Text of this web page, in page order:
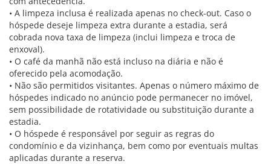
• A limpeza inclusa é realizada apenas no check-out. Caso o
hóspede deseje limpeza extra durante a estadia, será
cobrada nova taxa de limpeza (inclui limpeza e troca de
enxoval).
• O café da manhã não está incluso na diária e não é
oferecido pela acomodação.
• Não são permitidos visitantes. Apenas o número máximo de
hóspedes indicado no anúncio pode permanecer no imóvel,
sem possibilidade de rotatividade ou substituição durante a
estadia.
• O hóspede é responsável por seguir as regras do
condomínio e da vizinhança, bem como por eventuais multas
aplicadas durante a reserva.